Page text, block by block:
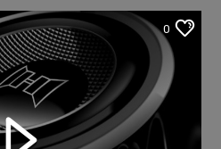
0